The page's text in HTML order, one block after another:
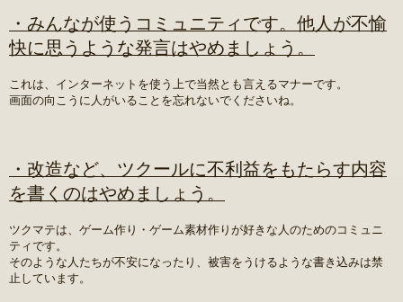
・みんなが使うコミュニティです。他人が不愉
快に思うような発言はやめましょう。
これは、インターネットを使う上で当然とも言えるマナーです。
画面の向こうに人がいることを忘れないでくださいね。
・改造など、ツクールに不利益をもたらす内容
を書くのはやめましょう。
ツクマテは、ゲーム作り・ゲーム素材作りが好きな人のためのコミュニ
ティです。
そのような人たちが不安になったり、被害をうけるような書き込みは禁
止しています。